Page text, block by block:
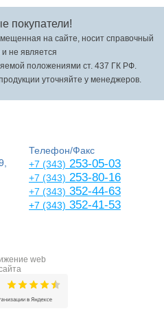
покупатели!
на сайте, носит справочный
и не является
положениями ст. 437 ГК РФ.
уточняйте у менеджеров.
Телефон/Факс
+7 (343) 253-05-03
+7 (343) 253-80-16
+7 (343) 352-44-63
+7 (343) 352-41-53
web